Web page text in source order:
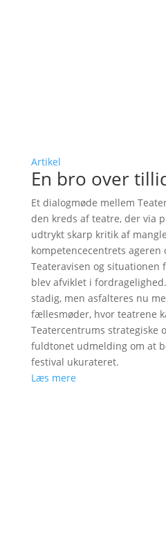
Artikel
En bro over
Et dialogmøde mellem
den kreds af teatre, der via
udtrykt skarp kritik af
kompetencecentrets
Teateravisen og situationen
blev afviklet i
stadig, men asfalteres nu
fællesmøder, hvor teatrene
Teatercentrums strategiske
fuldtonet udmelding om at
festival ukurateret.
Læs mere